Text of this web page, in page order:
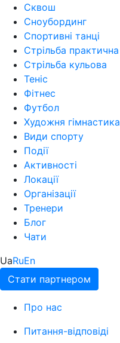
Сквош
Сноубординг
Спортивні танці
Стрільба практична
Стрільба кульова
Теніс
Фітнес
Футбол
Художня гімнастика
Види спорту
Події
Активності
Локації
Організації
Тренери
Блог
Чати
UaRuEn
Стати партнером
Про нас
Питання-відповіді